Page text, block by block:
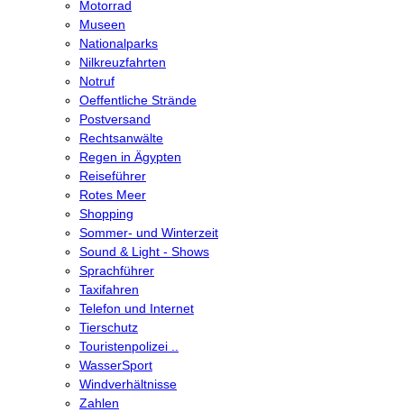
Motorrad
Museen
Nationalparks
Nilkreuzfahrten
Notruf
Oeffentliche Strände
Postversand
Rechtsanwälte
Regen in Ägypten
Reiseführer
Rotes Meer
Shopping
Sommer- und Winterzeit
Sound & Light - Shows
Sprachführer
Taxifahren
Telefon und Internet
Tierschutz
Touristenpolizei ..
WasserSport
Windverhältnisse
Zahlen